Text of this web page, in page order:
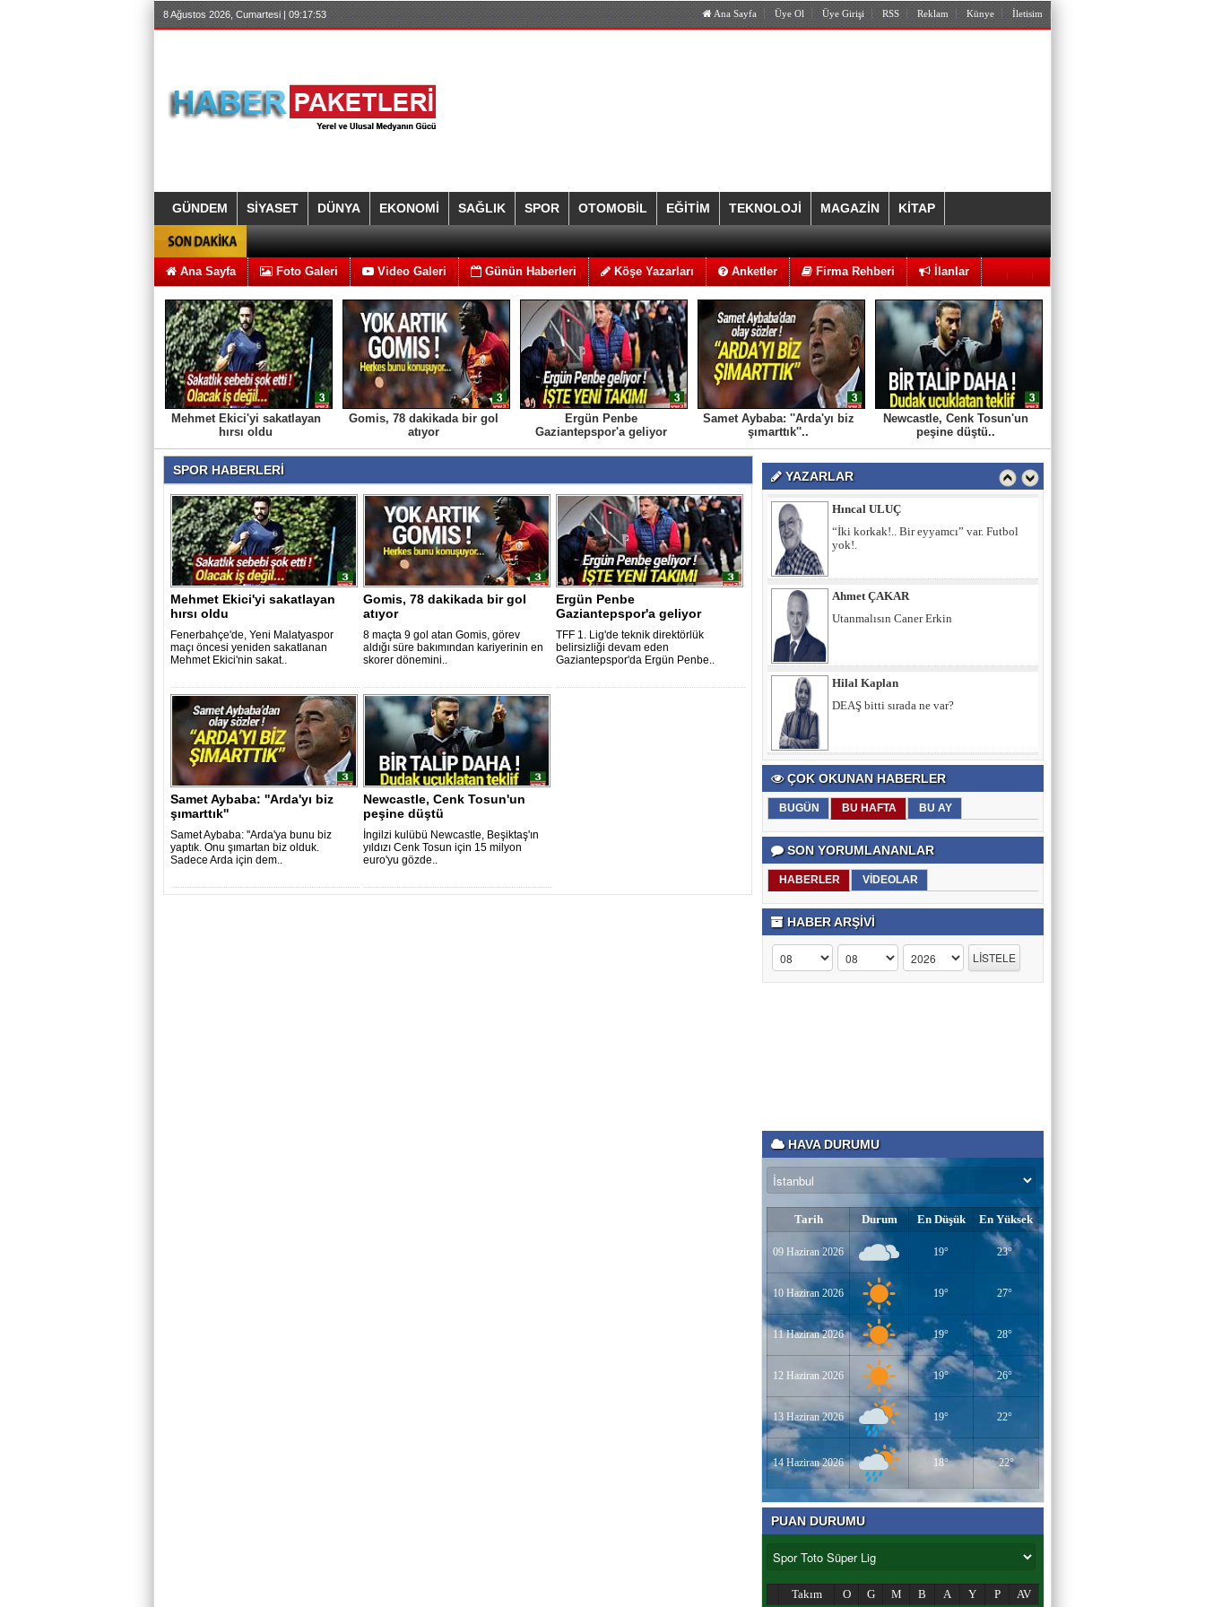
8 Ağustos 2026, Cumartesi | 09:17:54 Ana Sayfa Üye Ol Üye Girişi RSS Reklam Künye İletisim
GÜNDEM SİYASET DÜNYA EKONOMİ SAĞLIK SPOR OTOMOBİL EĞİTİM TEKNOLOJİ MAGAZİN KİTAP
Ana Sayfa Foto Galeri Video Galeri Günün Haberleri Köşe Yazarları Anketler Firma Rehberi İlanlar
Mehmet Ekici'yi sakatlayan
hırsı oldu
Gomis, 78 dakikada bir gol
atıyor
Ergün Penbe
Gaziantepspor'a geliyor
Samet Aybaba: ''Arda'yı biz
şımarttık''..
Newcastle, Cenk Tosun'un
peşine düştü..
YAZARLAR
Ahmet ÇAKAR
Utanmalısın Caner Erkin
Hilal Kaplan
DEAŞ bitti sırada ne var?
Şeref OĞUZ
Hıncal ULUÇ
“İki korkak!.. Bir eyyamcı” var. Futbol
yok!.
Ahmet ÇAKAR
Utanmalısın Caner Erkin
Hilal Kaplan
DEAŞ bitti sırada ne var?
ÇOK OKUNAN HABERLER
BUGÜN BU HAFTA BU AY
SON YORUMLANANLAR
HABERLER VİDEOLAR
HABER ARŞİVİ
HAVA DURUMU
Tarih Durum En Düşük En Yüksek
09 Haziran 2026 19° 23°
10 Haziran 2026 19° 27°
11 Haziran 2026 19° 28°
12 Haziran 2026 19° 26°
13 Haziran 2026 19° 22°
14 Haziran 2026 18° 22°
PUAN DURUMU
Takım O G M B A Y P AV
SPOR HABERLERİ
Mehmet Ekici'yi sakatlayan
hırsı oldu
Fenerbahçe'de, Yeni Malatyaspor
maçı öncesi yeniden sakatlanan
Mehmet Ekici'nin sakat..
Gomis, 78 dakikada bir gol
atıyor
8 maçta 9 gol atan Gomis, görev
aldığı süre bakımından kariyerinin en
skorer dönemini..
Ergün Penbe
Gaziantepspor'a geliyor
TFF 1. Lig'de teknik direktörlük
belirsizliği devam eden
Gaziantepspor'da Ergün Penbe..
Samet Aybaba: ''Arda'yı biz
şımarttık''
Samet Aybaba: ''Arda'ya bunu biz
yaptık. Onu şımartan biz olduk.
Sadece Arda için dem..
Newcastle, Cenk Tosun'un
peşine düştü
İngilzi kulübü Newcastle, Beşiktaş'ın
yıldızı Cenk Tosun için 15 milyon
euro'yu gözde..